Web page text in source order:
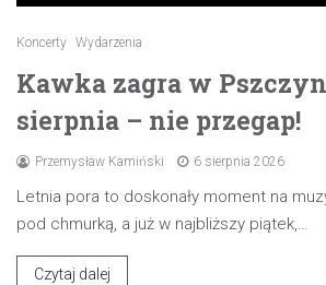
Koncerty Wydarzenia
Kawka zagra w
sierpnia – nie przegap!
Przemysław Kamiński 6 sierpnia 2026
Letnia pora to doskonały moment na
pod chmurką, a już w najbliższy piątek,…
Czytaj dalej